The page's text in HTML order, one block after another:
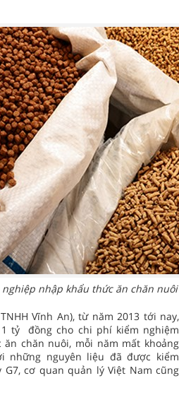
nghiệp nhập khẩu thức ăn chăn
Vĩnh An), từ năm 2013 tới nay,
tỷ đồng cho chi phí kiểm nghiệm
chăn nuôi, mỗi năm mất khoảng
những nguyên liệu đã được kiểm
cơ quan quản lý Việt Nam cũng